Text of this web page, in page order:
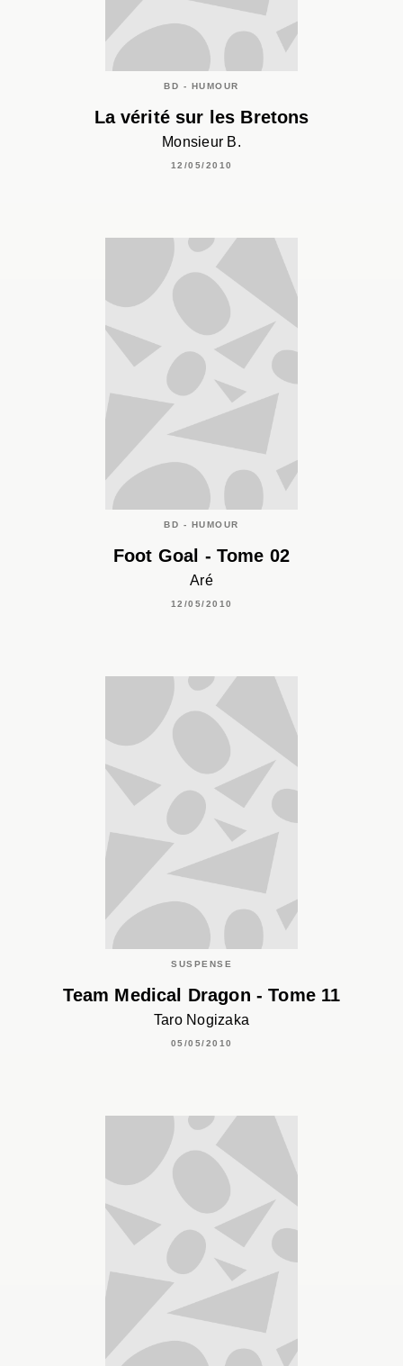
BD - HUMOUR
La vérité sur les Bretons
Monsieur B.
12/05/2010
BD - HUMOUR
Foot Goal - Tome 02
Aré
12/05/2010
SUSPENSE
Team Medical Dragon - Tome 11
Taro Nogizaka
05/05/2010